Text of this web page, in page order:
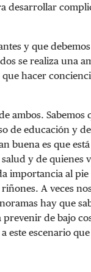
desarrollar
y que
se realiza una
hacer
ambos. Sabemos
de educación y
buena es que
y de quienes
importancia al
A veces
hay que
de bajo
este escenario